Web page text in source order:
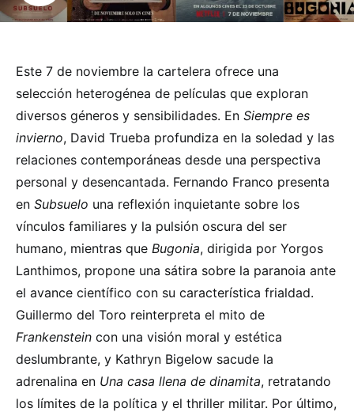
Este 7 de noviembre la cartelera ofrece una
selección heterogénea de películas que exploran
diversos géneros y sensibilidades. En Siempre es
invierno, David Trueba profundiza en la soledad y las
relaciones contemporáneas desde una perspectiva
personal y desencantada. Fernando Franco presenta
en Subsuelo una reflexión inquietante sobre los
vínculos familiares y la pulsión oscura del ser
humano, mientras que Bugonia, dirigida por Yorgos
Lanthimos, propone una sátira sobre la paranoia ante
el avance científico con su característica frialdad.
Guillermo del Toro reinterpreta el mito de
Frankenstein con una visión moral y estética
deslumbrante, y Kathryn Bigelow sacude la
adrenalina en Una casa llena de dinamita, retratando
los límites de la política y el thriller militar. Por último,